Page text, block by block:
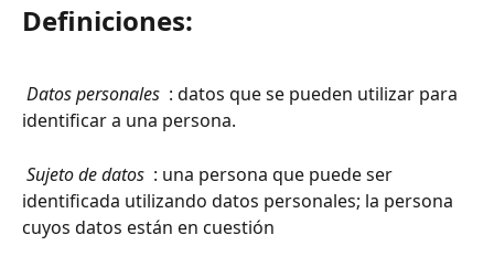
Definiciones:
Datos personales : datos que se pueden utilizar para
identificar a una persona.
Sujeto de datos : una persona que puede ser
identificada utilizando datos personales; la persona
cuyos datos están en cuestión